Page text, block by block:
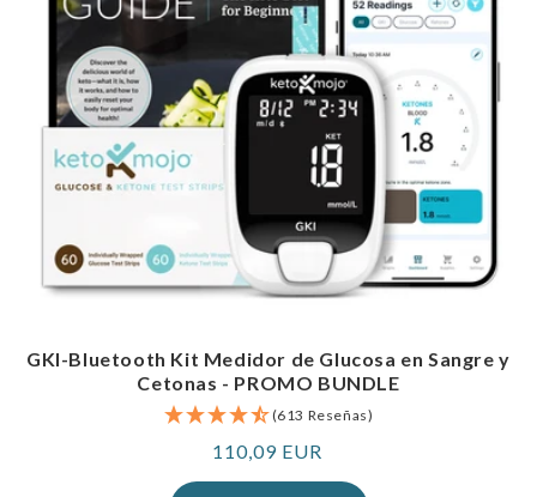
GKI-Bluetooth Kit Medidor de Glucosa en Sangre y
Cetonas - PROMO BUNDLE
(613 Reseñas)
Precio
normal
110,09 EUR